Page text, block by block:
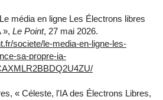
média en ligne Les Électrons libres
», Le Point, 27 mai 2026.
societe/le-media-en-ligne-les-
sa-propre-ia-
« Céleste, l'IA des Électrons Libres,